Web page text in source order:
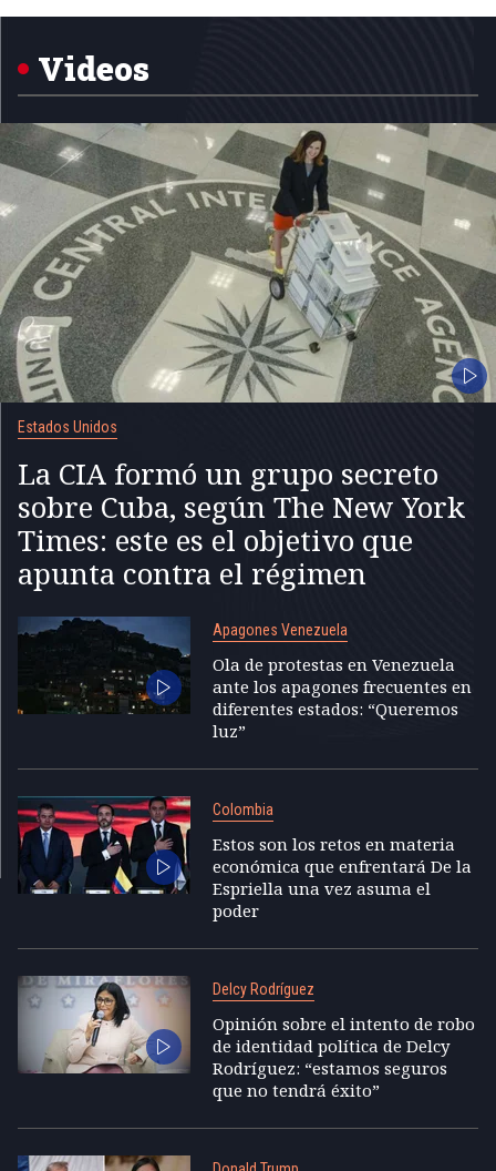
1
Videos
Estados Unidos
La CIA formó un grupo secreto
sobre Cuba, según The New York
Times: este es el objetivo que
apunta contra el régimen
Apagones Venezuela
Ola de protestas en Venezuela
ante los apagones frecuentes en
diferentes estados: “Queremos
luz”
Colombia
Estos son los retos en materia
económica que enfrentará De la
Espriella una vez asuma el
poder
Delcy Rodríguez
Opinión sobre el intento de robo
de identidad política de Delcy
Rodríguez: “estamos seguros
que no tendrá éxito”